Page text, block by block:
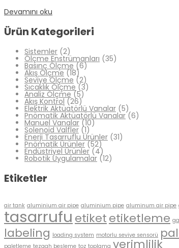
Devamını oku
Ürün Kategorileri
Sistemler (2)
Ölçme Enstrümanları (35)
Basınç Ölçme (6)
Akış Ölçme (18)
Seviye Ölçme (2)
Sıcaklık Ölçme (3)
Analiz Ölçme (5)
Akış Kontrol (26)
Elektrik Aktüatörlü Vanalar (5)
Pnömatik Aktüatörlü Vanalar (6)
Manuel Vanalar (10)
Solenoid Valfler (1)
Enerji Tasarruflu Ürünler (31)
Pnömatik Ürünler (52)
Endüstriyel Ürünler (4)
Robotik Uygulamalar (12)
Etiketler
air tank aluminium air pipe aluminium pipe aluminum air pipe
tasarrufu etiketetiketleme
labeling loading system motorlu seviye sensorü
paletleme tezgah besleme toz toplama verimlilik